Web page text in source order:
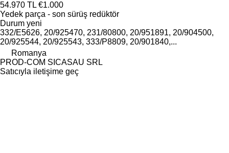
54.970 TL €1.000
Yedek parça - son sürüş redüktör
Durum yeni
332/E5626, 20/925470, 231/80800, 20/951891, 20/904500,
20/925544, 20/925543, 333/P8809, 20/901840,...
Romanya
PROD-COM SICASAU SRL
Satıcıyla iletişime geç